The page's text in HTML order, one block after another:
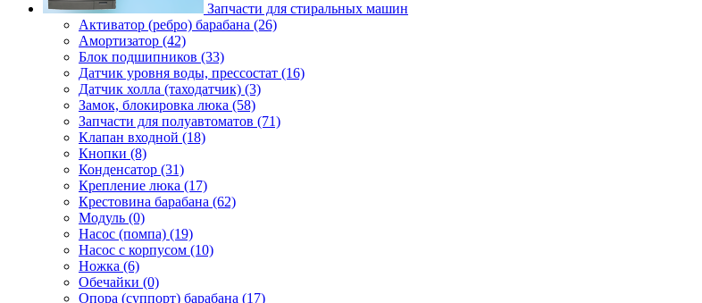
Запчасти для стиральных машин
Активатор (ребро) барабана (26)
Амортизатор (42)
Блок подшипников (33)
Датчик уровня воды, прессостат (16)
Датчик холла (таходатчик) (3)
Замок, блокировка люка (58)
Запчасти для полуавтоматов (71)
Клапан входной (18)
Кнопки (8)
Конденсатор (31)
Крепление люка (17)
Крестовина барабана (62)
Модуль (0)
Насос (помпа) (19)
Насос c корпусом (10)
Ножка (6)
Обечайки (0)
Опора (суппорт) барабана (17)